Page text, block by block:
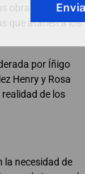
obras más
que atañen a los
por Íñigo
Henry y Rosa
de los
la necesidad de